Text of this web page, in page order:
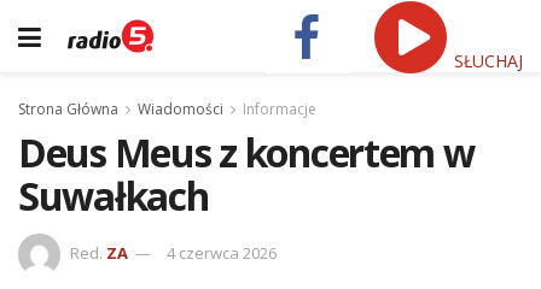
SŁUCHAJ
Strona Główna Wiadomości Informacje
Deus Meus z koncertem w
Suwałkach
Red. ZA 4 czerwca 2026